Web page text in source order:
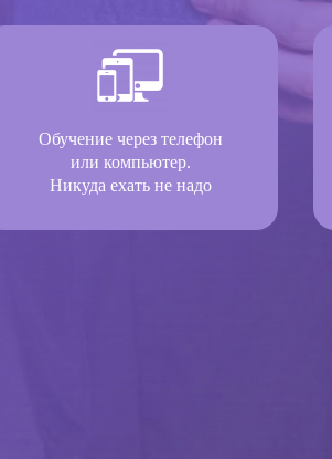
Обучение через телефон
или компьютер.
Никуда ехать не надо